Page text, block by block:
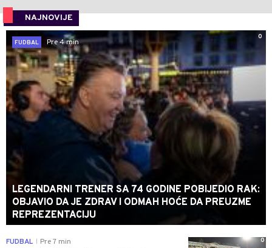
NAJNOVIJE
0
FUDBAL
Pre 4 min
LEGENDARNI TRENER SA 74 GODINE POBIJEDIO RAK:
OBJAVIO DA JE ZDRAV I ODMAH HOĆE DA PREUZME
REPREZENTACIJU
0
FUDBAL Pre 7 min